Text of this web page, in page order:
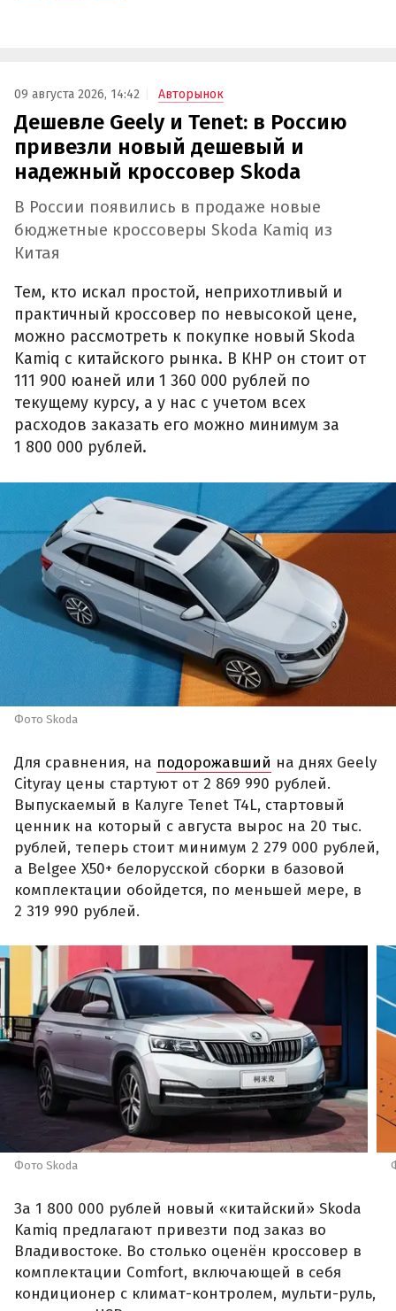
09 августа 2026, 14:42 Авторынок
Дешевле Geely и Tenet: в Россию
привезли новый дешевый и
надежный кроссовер Skoda
В России появились в продаже новые
бюджетные кроссоверы Skoda Kamiq из
Китая
Тем, кто искал простой, неприхотливый и
практичный кроссовер по невысокой цене,
можно рассмотреть к покупке новый Skoda
Kamiq с китайского рынка. В КНР он стоит от
111 900 юаней или 1 360 000 рублей по
текущему курсу, а у нас с учетом всех
расходов заказать его можно минимум за
1 800 000 рублей.
Фото Skoda
Для сравнения, на подорожавший на днях Geely
Cityray цены стартуют от 2 869 990 рублей.
Выпускаемый в Калуге Tenet T4L, стартовый
ценник на который с августа вырос на 20 тыс.
рублей, теперь стоит минимум 2 279 000 рублей,
а Belgee X50+ белорусской сборки в базовой
комплектации обойдется, по меньшей мере, в
2 319 990 рублей.
Фото Skoda
За 1 800 000 рублей новый «китайский» Skoda
Kamiq предлагают привезти под заказ во
Владивостоке. Во столько оценён кроссовер в
комплектации Comfort, включающей в себя
кондиционер с климат-контролем, мульти-руль,